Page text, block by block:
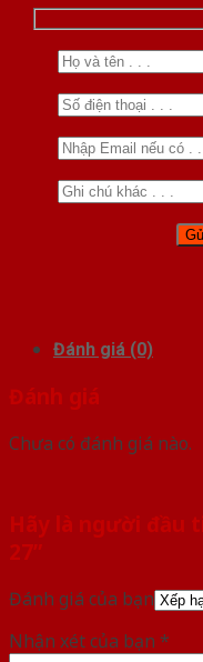
Đánh giá (0)
Đánh giá
Chưa có đánh giá nào.
Hãy là người đầu
27”
Đánh giá của bạn
Nhận xét của bạn *